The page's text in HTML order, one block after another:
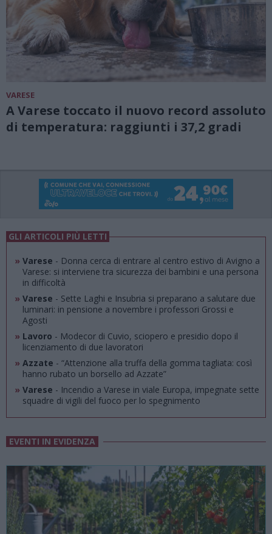
VARESE
A Varese toccato il nuovo record assoluto
di temperatura: raggiunti i 37,2 gradi
GLI ARTICOLI PIÙ LETTI
» Varese - Donna cerca di entrare al centro estivo di Avigno a
Varese: si interviene tra sicurezza dei bambini e una persona
in difficoltà
» Varese - Sette Laghi e Insubria si preparano a salutare due
luminari: in pensione a novembre i professori Grossi e
Agosti
» Lavoro - Modecor di Cuvio, sciopero e presidio dopo il
licenziamento di due lavoratori
» Azzate - “Attenzione alla truffa della gomma tagliata: così
hanno rubato un borsello ad Azzate”
» Varese - Incendio a Varese in viale Europa, impegnate sette
squadre di vigili del fuoco per lo spegnimento
EVENTI IN EVIDENZA